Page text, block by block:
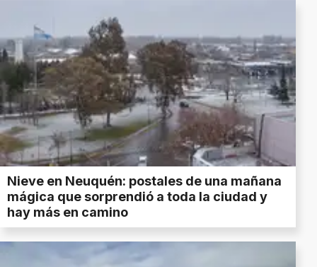
Nieve en Neuquén: postales de una mañana
mágica que sorprendió a toda la ciudad y
hay más en camino